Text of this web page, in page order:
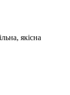
якісна